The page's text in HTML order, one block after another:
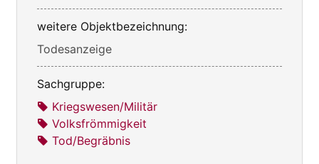
weitere Objektbezeichnung:
Todesanzeige
Sachgruppe:
Kriegswesen/Militär
Volksfrömmigkeit
Tod/Begräbnis